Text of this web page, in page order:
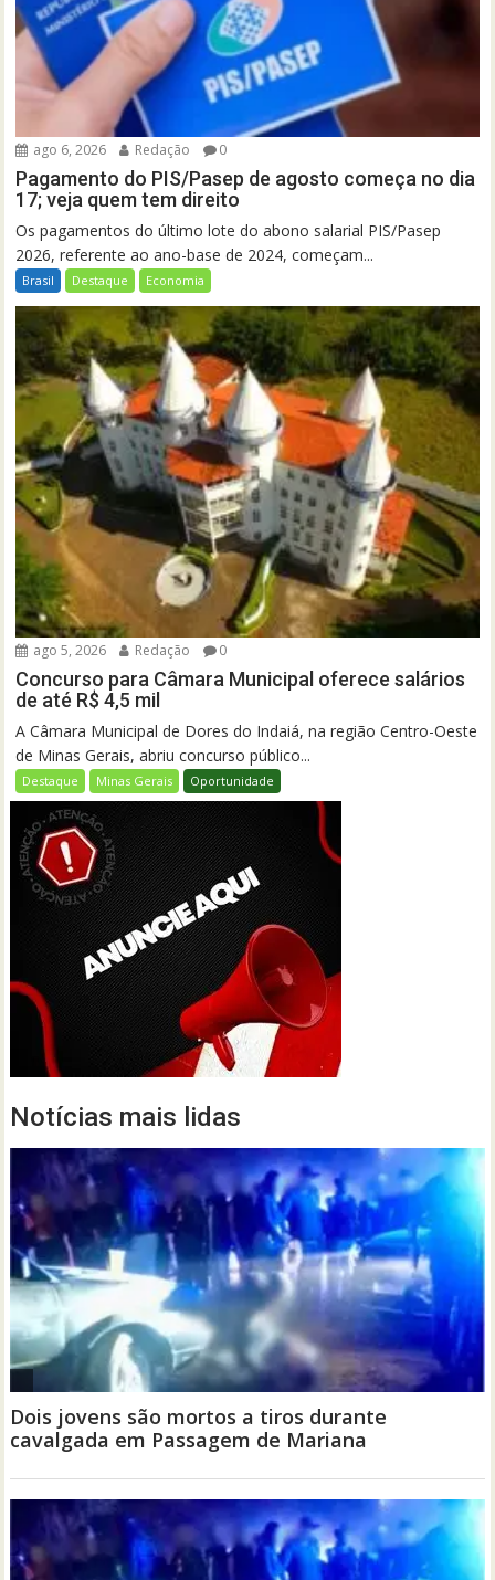
ago 6, 2026 Redação 0
Pagamento do PIS/Pasep de agosto começa no dia
17; veja quem tem direito
Os pagamentos do último lote do abono salarial PIS/Pasep
2026, referente ao ano-base de 2024, começam...
Brasil Destaque Economia
ago 5, 2026 Redação 0
Concurso para Câmara Municipal oferece salários
de até R$ 4,5 mil
A Câmara Municipal de Dores do Indaiá, na região Centro-Oeste
de Minas Gerais, abriu concurso público...
Destaque Minas Gerais Oportunidade
Notícias mais lidas